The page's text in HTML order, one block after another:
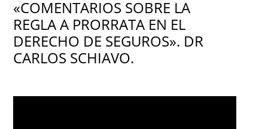
«COMENTARIOS SOBRE LA
REGLA A PRORRATA EN EL
DERECHO DE SEGUROS». DR
CARLOS SCHIAVO.